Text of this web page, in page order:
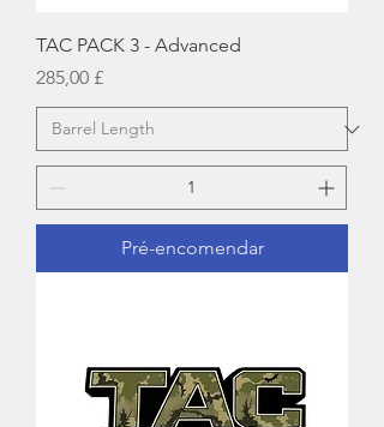
TAC PACK 3 - Advanced
Preço
285,00 £
Pré-encomendar